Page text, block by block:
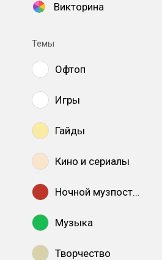
Викторина
Темы
Офтоп
Игры
Гайды
Кино и сериалы
Ночной музпостинг
Музыка
Творчество